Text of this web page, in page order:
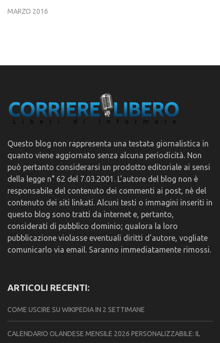
MARZO 2016
Questo blog non rappresenta una testata giornalistica in
quanto viene aggiornato senza alcuna periodicità. Non
può pertanto considerarsi un prodotto editoriale ai sensi
della legge n° 62 del 7.03.2001. L’autore del blog non è
responsabile del contenuto dei commenti ai post, nè del
contenuto dei siti linkati. Alcuni testi o immagini inseriti in
questo blog sono tratti da internet e, pertanto,
considerati di pubblico dominio; qualora la loro
pubblicazione violasse eventuali diritti d’autore, vogliate
comunicarlo via email. Saranno immediatamente rimossi.
ARTICOLI RECENTI:
COME USCIRE SU WIKIPEDIA IN 2 SETTIMANE
CALENDARIO OLANDESE MENSILE 2026 PERSONALIZZABILE: IL